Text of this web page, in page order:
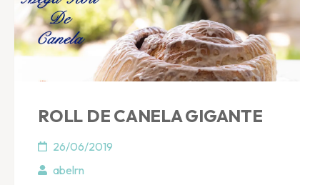
ROLL DE CANELA GIGANTE
26/06/2019
abelrn